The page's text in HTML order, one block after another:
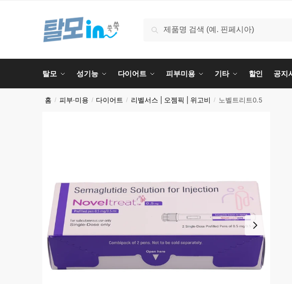
검색
탈모 성기능 다이어트 피부미용 기타 할인 공지
홈 / 피부·미용 / 다이어트 / 리벨서스 | 오젬픽 | 위고비 / 노벨트리트0.5